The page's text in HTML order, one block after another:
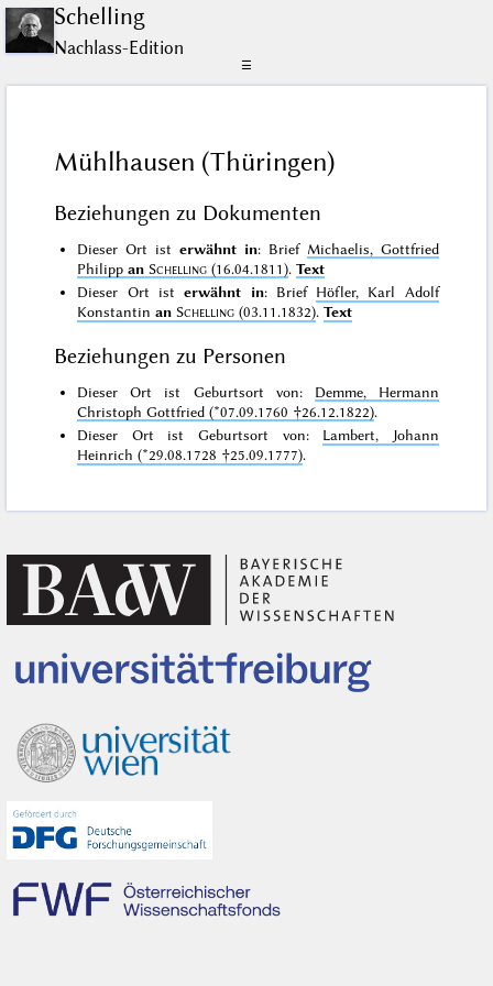
Schelling
Nachlass-Edition
☰
Mühlhausen (Thüringen)
Beziehungen zu Dokumenten
Dieser Ort isterwähnt in: Brief Michaelis, Gottfried
Philippan Schelling (16.04.1811).Text
Dieser Ort isterwähnt in: Brief Höfler, Karl Adolf
Konstantinan Schelling (03.11.1832).Text
Beziehungen zu Personen
Dieser Ort ist Geburtsort von: Demme, Hermann
Christoph Gottfried (*07.09.1760 †26.12.1822).
Dieser Ort ist Geburtsort von: Lambert, Johann
Heinrich (*29.08.1728 †25.09.1777).